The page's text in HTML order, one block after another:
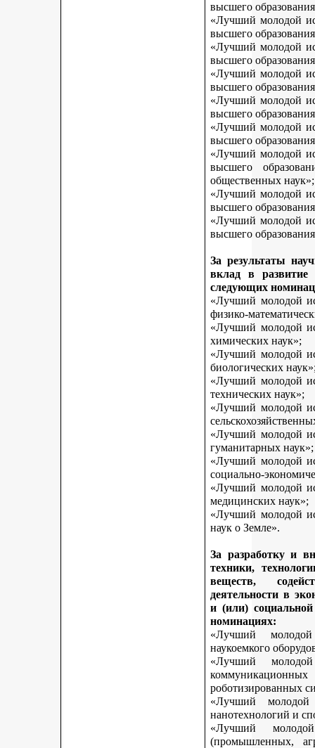
высшего
«Лучший молодой
высшего
«Лучший молодой
высшего
«Лучший молодой
высшего
«Лучший молодой
высшего
«Лучший молодой
высшего
«Лучший молодой
высшего
общественных наук»;
«Лучший молодой
высшего
«Лучший молодой
высшего
За результаты
вклад в развитие
следующих
«Лучший молодой
физико-
«Лучший молодой
химических наук»;
«Лучший молодой
биологических
«Лучший молодой
технических наук»;
«Лучший молодой
«Лучший молодой
гуманитарных наук»;
«Лучший молодой
социально-
«Лучший молодой
медицинских наук»;
«Лучший молодой
наук о Земле».
За разработку и
техники,
веществ,
деятельности в
и (или)
номинациях:
«Лучший
наукоемкого
«Лучший
роботизированных
«Лучший
нанотехнологий и
«Лучший
(промышленных,